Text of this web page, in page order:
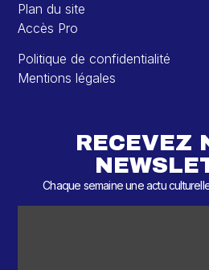
Plan du site
Accès Pro
Politique de confidentialité
Mentions légales
RECEVEZ
Chaque semaine une actu